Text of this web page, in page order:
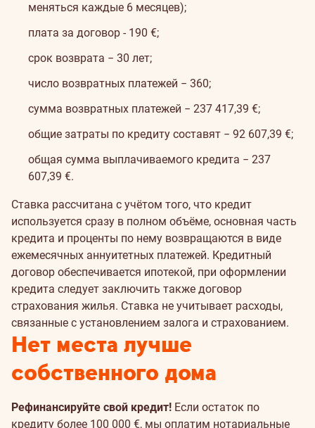
меняться каждые 6 месяцев);
плата за договор - 190 €;
срок возврата − 30 лет;
число возвратных платежей − 360;
сумма возвратных платежей − 237 417,39 €;
общие затраты по кредиту составят − 92 607,39 €;
общая сумма выплачиваемого кредита − 237
607,39 €.
Ставка рассчитана с учётом того, что кредит
используется сразу в полном объёме, основная часть
кредита и проценты по нему возвращаются в виде
ежемесячных аннуитетных платежей. Кредитный
договор обеспечивается ипотекой, при оформлении
кредита следует заключить также договор
страхования жилья. Ставка не учитывает расходы,
связанные с установлением залога и страхованием.
Нет места лучше
собственного дома
Рефинансируйте свой кредит! Если остаток по
кредиту более 100 000 €, мы оплатим нотариальные